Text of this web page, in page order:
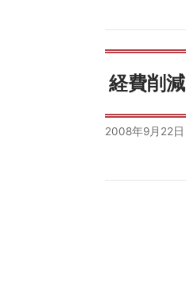
経費削減
2008年9月22日